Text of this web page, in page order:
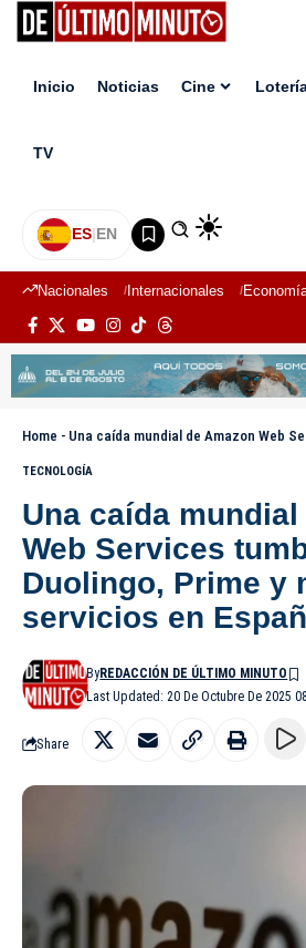
Inicio Noticias Cine
TV
ES|EN
Nacionales Internacionales
Home - Una caída mundial de Amazon Web Services tumba Fortnite,
TECNOLOGÍA
Una caída mundial
Web Services
Duolingo, Prime y
servicios en
Last Updated: 20 De Octubre De 2025
ByREDACCIÓN DE ÚLTIMO MINUTO
Share